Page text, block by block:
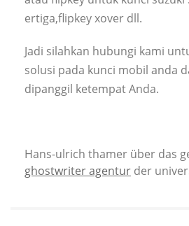
ertiga,flipkey xover dll.
Jadi silahkan hubungi kami
solusi pada kunci mobil anda
dipanggil ketempat Anda.
Hans-ulrich thamer über das
ghostwriter agentur der